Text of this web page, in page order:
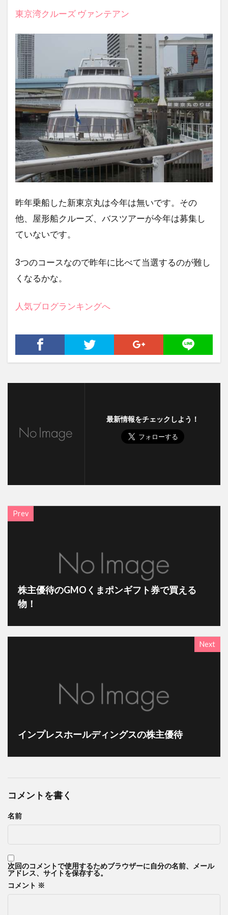
東京湾クルーズ ヴァンテアン
昨年乗船した新東京丸は今年は無いです。その
他、屋形船クルーズ、バスツアーが今年は募集し
ていないです。
3つのコースなので昨年に比べて当選するのが難し
くなるかな。
人気ブログランキングへ
最新情報をチェックしよう！
Prev
株主優待のGMOくまポンギフト券で買える
物！
Next
インプレスホールディングスの株主優待
コメントを書く
名前
次回のコメントで使用するためブラウザーに自分の名前、メール
アドレス、サイトを保存する。
コメント ※